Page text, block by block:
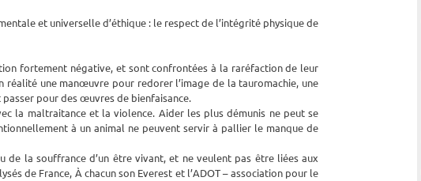
et universelle d’éthique : le respect de l’intégrité physique de
fortement négative, et sont confrontées à la raréfaction de leur
une manœuvre pour redorer l’image de la tauromachie, une
pour des œuvres de bienfaisance.
la maltraitance et la violence. Aider les plus démunis ne peut se
à un animal ne peuvent servir à pallier le manque de
de la souffrance d’un être vivant, et ne veulent pas être liées aux
de France, À chacun son Everest et l’ADOT – association pour le